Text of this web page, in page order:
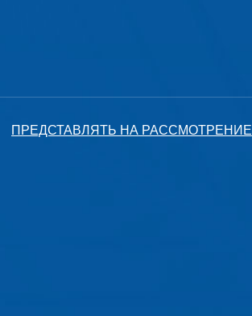
ПРЕДСТАВЛЯТЬ НА РАССМОТРЕНИЕ